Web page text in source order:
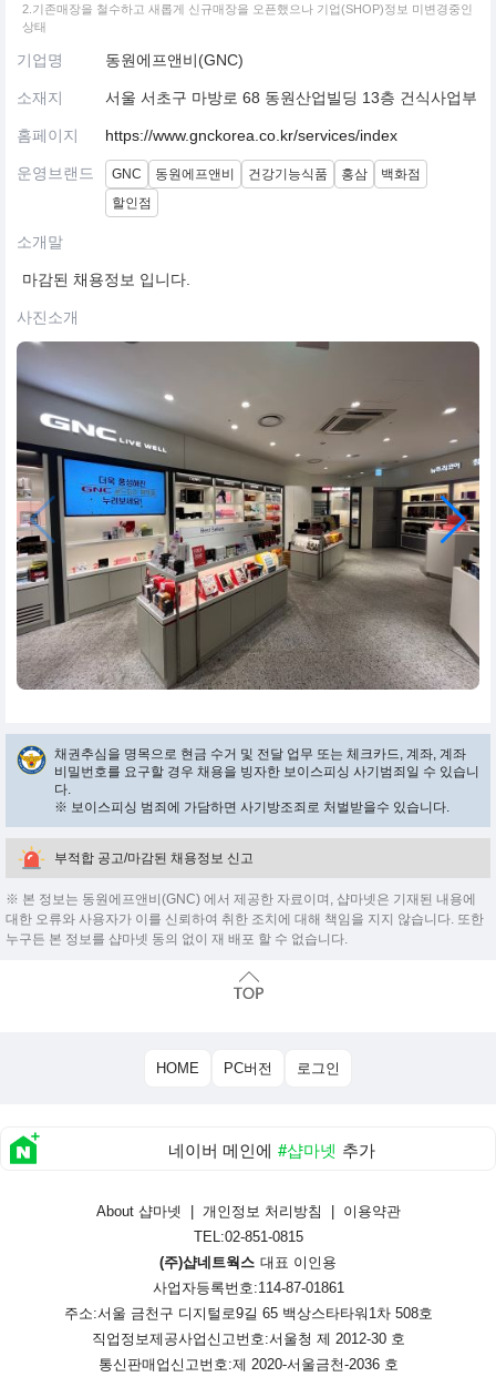
2.기존매장을 철수하고 새롭게 신규매장을 오픈했으나 기업(SHOP)정보 미변경중인
상태
기업명 동원에프앤비(GNC)
소재지 서울 서초구 마방로 68 동원산업빌딩 13층 건식사업부
홈페이지 https://www.gnckorea.co.kr/services/index
운영브랜드 GNC 동원에프앤비 건강기능식품 홍삼
백화점
할인점
소개말
마감된 채용정보 입니다.
사진소개
채권추심을 명목으로 현금 수거 및 전달 업무 또는 체크카드, 계좌, 계좌
비밀번호를 요구할 경우 채용을 빙자한 보이스피싱 사기범죄일 수 있습니
다.
※ 보이스피싱 범죄에 가담하면 사기방조죄로 처벌받을수 있습니다.
부적합 공고/마감된 채용정보 신고
※ 본 정보는 동원에프앤비(GNC) 에서 제공한 자료이며, 샵마넷은 기재된 내용에
대한 오류와 사용자가 이를 신뢰하여 취한 조치에 대해 책임을 지지 않습니다. 또한
누구든 본 정보를 샵마넷 동의 없이 재 배포 할 수 없습니다.
HOME PC버전 로그인
네이버 메인에 #샵마넷 추가
About 샵마넷 개인정보 처리방침
이용약관
TEL:02-851-0815
(주)샵네트웍스 대표 이인용
사업자등록번호:114-87-01861
주소:서울 금천구 디지털로9길 65 백상스타타워1차 508호
직업정보제공사업신고번호:서울청 제 2012-30 호
통신판매업신고번호:제 2020-서울금천-2036 호